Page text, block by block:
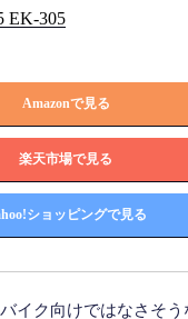
EK-305
Amazonで見る
楽天市場で見る
ショッピングで見る
イク向けではなさそう